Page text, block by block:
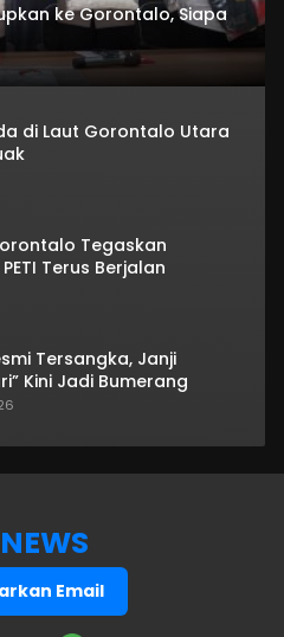
ke Gorontalo, Siapa
di Laut Gorontalo Utara
Tegaskan
Terus Berjalan
Tersangka, Janji
Kini Jadi Bumerang
Email